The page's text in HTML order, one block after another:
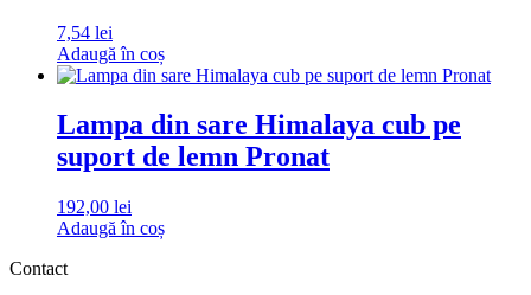
7,54 lei
Adaugă în coș
Lampa din sare Himalaya cub pe
suport de lemn Pronat
192,00 lei
Adaugă în coș
Contact